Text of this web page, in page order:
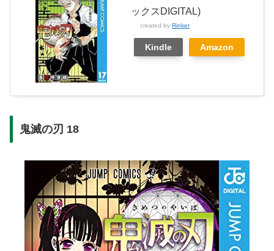
ックスDIGITAL)
created by Rinker
Kindle Amazon
鬼滅の刃 18